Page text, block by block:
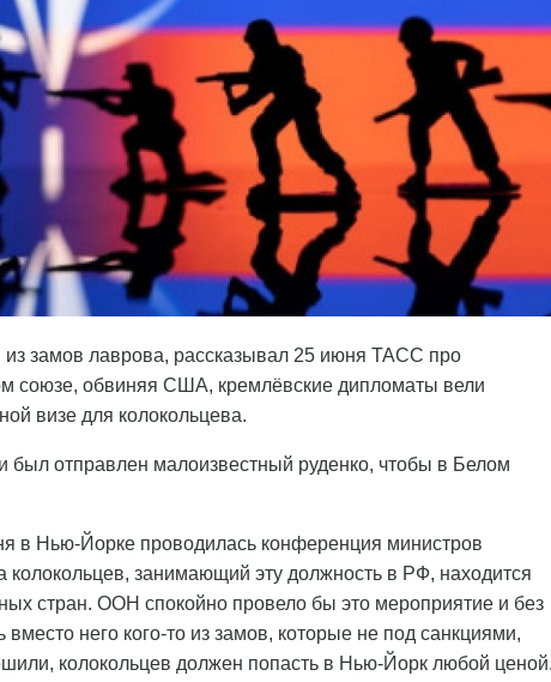
из замов лаврова, рассказывал 25 июня ТАСС про
союзе, обвиняя США, кремлёвские дипломаты вели
визе для колокольцева.
отправлен малоизвестный руденко, чтобы в Белом
в Нью-Йорке проводилась конференция министров
колокольцев, занимающий эту должность в РФ, находится
стран. ООН спокойно провело бы это мероприятие и без
него кого-то из замов, которые не под санкциями,
колокольцев должен попасть в Нью-Йорк любой ценой.